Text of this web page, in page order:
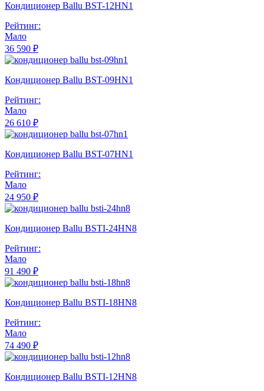
Кондиционер Ballu BST-12HN1
Рейтинг:
Мало
36 590 ₽
Кондиционер Ballu BST-09HN1
Рейтинг:
Мало
26 610 ₽
Кондиционер Ballu BST-07HN1
Рейтинг:
Мало
24 950 ₽
Кондиционер Ballu BSTI-24HN8
Рейтинг:
Мало
91 490 ₽
Кондиционер Ballu BSTI-18HN8
Рейтинг:
Мало
74 490 ₽
Кондиционер Ballu BSTI-12HN8